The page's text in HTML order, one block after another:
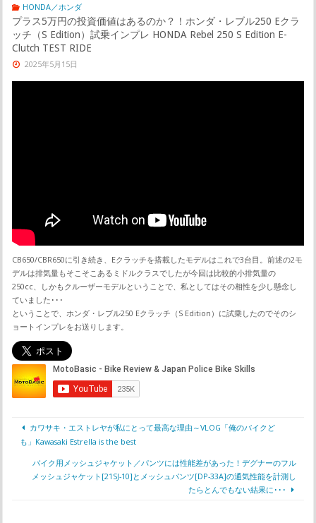
HONDA／ホンダ
プラス5万円の投資価値はあるのか？！ホンダ・レブル250 Eクラ
ッチ（S Edition）試乗インプレ HONDA Rebel 250 S Edition E-
Clutch TEST RIDE
2025年5月15日
CB650/CBR650に引き続き、Eクラッチを搭載したモデルはこれで3台目。前述の2モ
デルは排気量もそこそこあるミドルクラスでしたが今回は比較的小排気量の
250cc、しかもクルーザーモデルということで、私としてはその相性を少し懸念し
ていました･･･
ということで、ホンダ・レブル250 Eクラッチ（S Edition）に試乗したのでそのシ
ョートインプレをお送りします。
カワサキ・エストレヤが私にとって最高な理由～VLOG「俺のバイクど
も」Kawasaki Estrella is the best
バイク用メッシュジャケット／パンツには性能差があった！デグナーのフル
メッシュジャケット[21SJ-10]とメッシュパンツ[DP-33A]の通気性能を計測し
たらとんでもない結果に･･･